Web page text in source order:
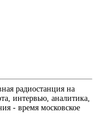
радиостанция на
интервью, аналитика,
- время московское